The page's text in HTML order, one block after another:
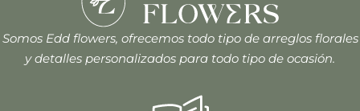
Somos Edd flowers, ofrecemos todo tipo de arreglos florales
y detalles personalizados para todo tipo de ocasión.